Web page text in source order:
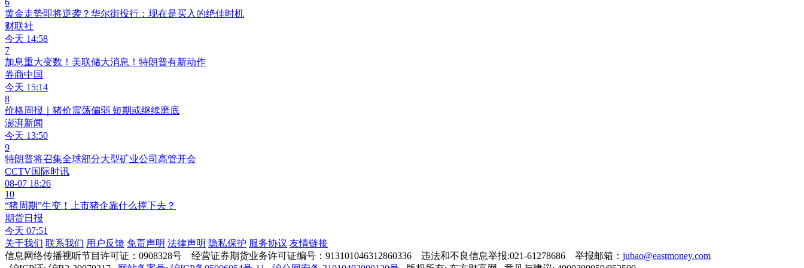
黄金走势即将逆袭？华尔街投行：现在是买入的绝佳时机
财联社
今天 14:58
7
加息重大变数！美联储大消息！特朗普有新动作
券商中国
今天 15:14
8
价格周报｜猪价震荡偏弱 短期或继续磨底
澎湃新闻
今天 13:50
9
特朗普将召集全球部分大型矿业公司高管开会
CCTV国际时讯
08-07 18:26
10
“猪周期”生变！上市猪企靠什么撑下去？
期货日报
今天 07:51
关于我们 联系我们 用户反馈 免责声明 法律声明 隐私保护 服务协议 友情链接
信息网络传播视听节目许可证：0908328号 经营证券期货业务许可证编号：913101046312860336 违法和不良信息举报:021-61278686 举报邮箱： jubao@eastmoney.com